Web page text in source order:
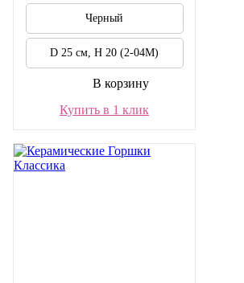
Черный
D 25 см, H 20 (2-04М)
В корзину
Купить в 1 клик